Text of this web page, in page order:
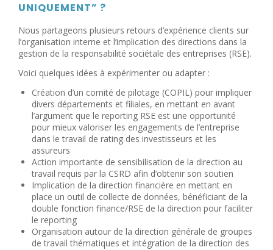
UNIQUEMENT” ?
Nous partageons plusieurs retours d’expérience clients sur
l’organisation interne et l’implication des directions dans la
gestion de la responsabilité sociétale des entreprises (RSE).
Voici quelques idées à expérimenter ou adapter :
Création d’un comité de pilotage (COPIL) pour impliquer
divers départements et filiales, en mettant en avant
l’argument que le reporting RSE est une opportunité
pour mieux valoriser les engagements de l’entreprise
dans le travail de rating des investisseurs et les
assureurs
Action importante de sensibilisation de la direction au
travail requis par la CSRD afin d’obtenir son soutien
Implication de la direction financière en mettant en
place un outil de collecte de données, bénéficiant de la
double fonction finance/RSE de la direction pour faciliter
le reporting
Organisation autour de la direction générale de groupes
de travail thématiques et intégration de la direction des